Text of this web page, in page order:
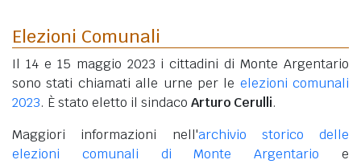
Elezioni Comunali
Il 14 e 15 maggio 2023 i cittadini di Monte Argentario
sono stati chiamati alle urne per le elezioni comunali
2023. È stato eletto il sindaco Arturo Cerulli.
Maggiori informazioni nell'archivio storico delle
elezioni comunali di Monte Argentario e